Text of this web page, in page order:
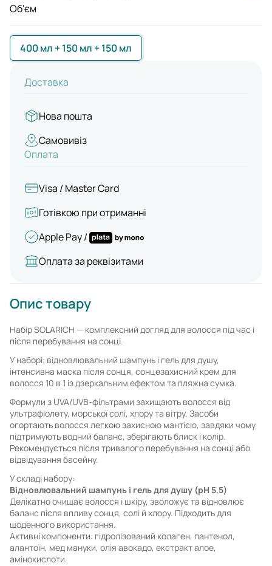
Об'єм
400 мл + 150 мл + 150 мл
Доставка
Нова пошта
Самовивіз
Оплата
Visa / Master Card
Готівкою при отриманні
Apple Pay /
Оплата за реквізитами
Опис товару
Набір SOLARICH — комплексний догляд для волосся під час і
після перебування на сонці.
У наборі: відновлювальний шампунь і гель для душу,
інтенсивна маска після сонця, сонцезахисний крем для
волосся 10 в 1 із дзеркальним ефектом та пляжна сумка.
Формули з UVA/UVB-фільтрами захищають волосся від
ультрафіолету, морської солі, хлору та вітру. Засоби
огортають волосся легкою захисною мантією, завдяки чому
підтримують водний баланс, зберігають блиск і колір.
Рекомендується після тривалого перебування на сонці або
відвідування басейну.
У складі набору:
Відновлювальний шампунь і гель для душу (pH 5,5)
Делікатно очищає волосся і шкіру, зволожує та відновлює
баланс після впливу сонця, солі й хлору. Підходить для
щоденного використання.
Активні компоненти: гідролізований колаген, пантенол,
алантоїн, мед мануки, олія авокадо, екстракт алое,
амінокислоти.